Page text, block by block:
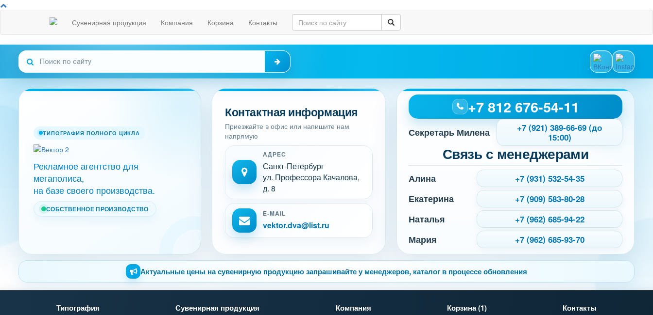
Сувенирная продукция Компания Корзина Контакты
ТИПОГРАФИЯ ПОЛНОГО ЦИКЛА
Рекламное агентство для
мегаполиса,
на базе своего производства.
СОБСТВЕННОЕ ПРОИЗВОДСТВО
Контактная информация
Приезжайте в офис или напишите нам
напрямую
АДРЕС
Санкт-Петербург
ул. Профессора Качалова,
д. 8
E-MAIL
vektor.dva@list.ru
+7 812 676-54-11
Секретарь Милена
+7 (921) 389-66-69 (до
15:00)
Связь с менеджерами
Алина +7 (931) 532-54-35
Екатерина +7 (909) 583-80-28
Наталья +7 (962) 685-94-22
Мария +7 (962) 685-93-70
Актуальные цены на сувенирную продукцию запрашивайте у менеджеров, каталог в процессе обновления
Типография Сувенирная продукция Компания Корзина (1) Контакты